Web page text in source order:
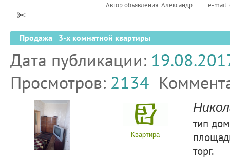
Автор объявления: Александр e-mail:
Продажа 3-х комнатной квартиры
Дата публикации:
Просмотров: 2134
Квартира
тип
торг.